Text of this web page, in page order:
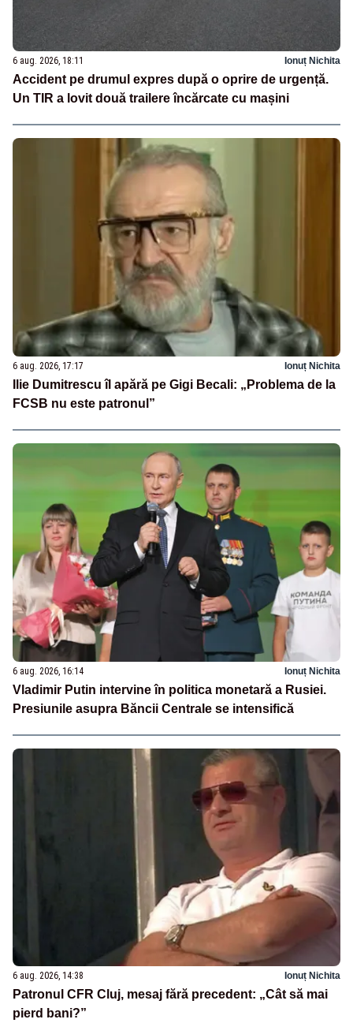
6 aug. 2026, 18:11 Ionuț Nichita
Accident pe drumul expres după o oprire de urgență.
Un TIR a lovit două trailere încărcate cu mașini
6 aug. 2026, 17:17 Ionuț Nichita
Ilie Dumitrescu îl apără pe Gigi Becali: „Problema de la
FCSB nu este patronul”
6 aug. 2026, 16:14 Ionuț Nichita
Vladimir Putin intervine în politica monetară a Rusiei.
Presiunile asupra Băncii Centrale se intensifică
6 aug. 2026, 14:38 Ionuț Nichita
Patronul CFR Cluj, mesaj fără precedent: „Cât să mai
pierd bani?”